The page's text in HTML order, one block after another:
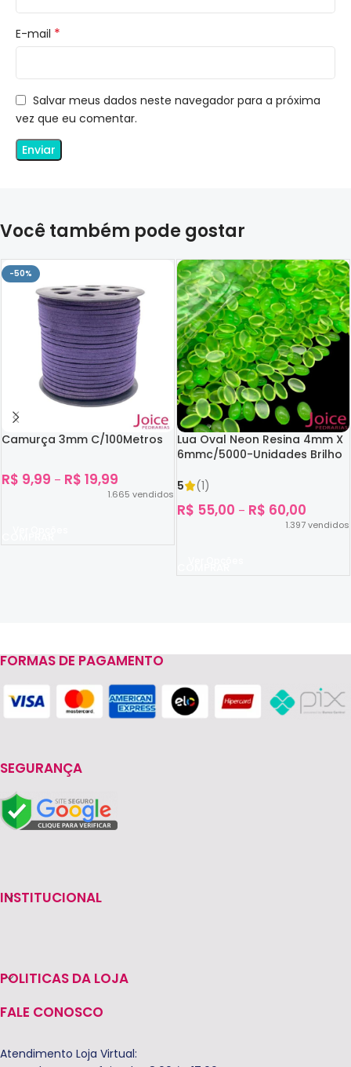
E-mail *
Salvar meus dados neste navegador para a próxima
vez que eu comentar.
Você também pode gostar
-50%
Camurça 3mm C/100Metros
R$ 9,99 – R$ 19,99
1.665 vendidos
Lua Oval Neon Resina 4mm X
6mmc/5000-Unidades Brilho
5
(1)
R$ 55,00 – R$ 60,00
1.397vendidos
Read more
FORMAS DE PAGAMENTO
SEGURANÇA
INSTITUCIONAL
POLITICAS DA LOJA
FALE CONOSCO
Atendimento Loja Virtual: